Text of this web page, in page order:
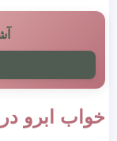
خواب ابرو